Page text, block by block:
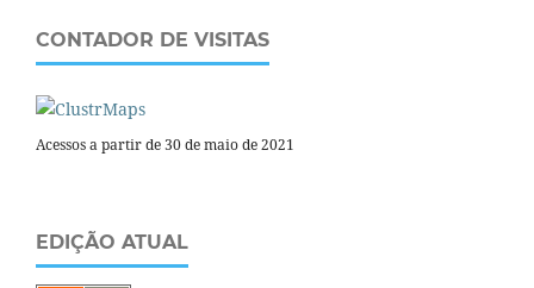
CONTADOR DE VISITAS
Acessos a partir de 30 de maio de 2021
EDIÇÃO ATUAL